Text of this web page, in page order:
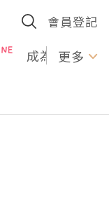
會員登記
成為U更多